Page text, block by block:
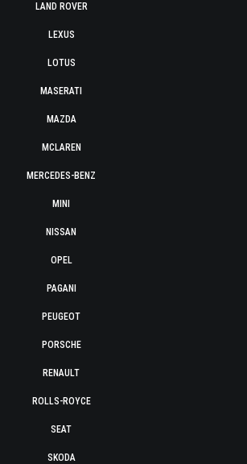
LAND ROVER
LEXUS
LOTUS
MASERATI
MAZDA
MCLAREN
MERCEDES-BENZ
MINI
NISSAN
OPEL
PAGANI
PEUGEOT
PORSCHE
RENAULT
ROLLS-ROYCE
SEAT
SKODA